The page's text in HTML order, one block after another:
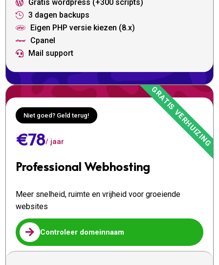
 Gratis wordpress (+300 scripts)
 3 dagen backups
 Eigen PHP versie kiezen (8.x)
 Cpanel
 Mail support
Niet goed? Geld terug!
€78/ jaar
Professional Webhosting
Meer snelheid, ruimte en vrijheid voor groeiende
websites
 Controleer domeinnaam